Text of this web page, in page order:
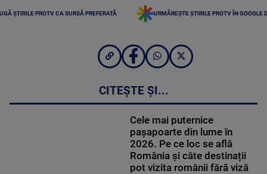
ȘTIRILE PROTV CA SURSĂ PREFERATĂ URMĂREȘTE ȘTIRILE PROTV ÎN GOOGLE
CITEȘTE ȘI...
Cele mai puternice
pașapoarte din lume în
2026. Pe ce loc se află
România și câte destinații
pot vizita românii fără viză